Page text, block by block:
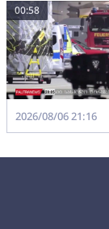
00:58
2026/08/06 21:16